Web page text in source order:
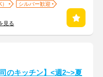
シルバー歓迎
見る
司のキッチン】<週2~>夏